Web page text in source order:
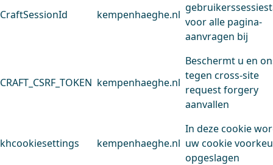
CraftSessionId kempenhaeghe.nl
voor alle pagina-
aanvragen bij
CRAFT_CSRF_TOKEN kempenhaeghe.nl
Beschermt u en
tegen cross-site
request forgery
aanvallen
khcookiesettings kempenhaeghe.nl
In deze cookie
uw cookie
opgeslagen